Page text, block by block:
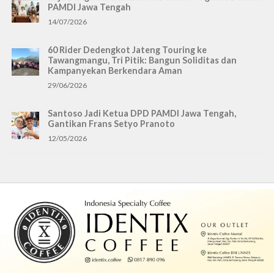
PAMDI Jawa Tengah
14/07/2026
60 Rider Dedengkot Jateng Touring ke
Tawangmangu, Tri Pitik: Bangun Soliditas dan
Kampanyekan Berkendara Aman
29/06/2026
Santoso Jadi Ketua DPD PAMDI Jawa Tengah,
Gantikan Frans Setyo Pranoto
12/05/2026